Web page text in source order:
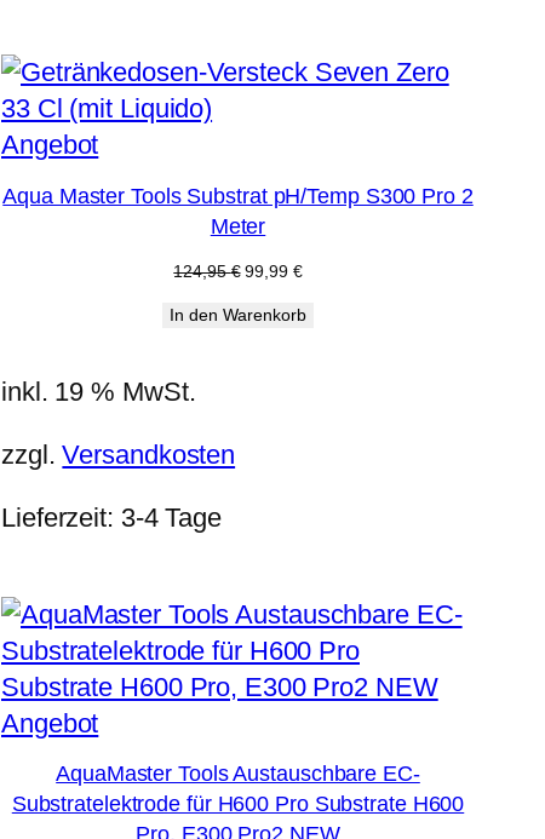
AngebotProdukt
Angebot
Aqua Master Tools Substrat pH/Temp S300 Pro 2
Meter
124,95€ Ursprünglicher
war:
99,99 €Aktueller
ist:
In den Warenkorb
inkl. 19 % MwSt.
zzgl.Versandkosten
Lieferzeit: 3-4 Tage
AngebotProdukt
Angebot
AquaMaster Tools Austauschbare EC-
Substratelektrode für H600 Pro Substrate H600